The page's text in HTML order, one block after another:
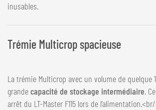
inusables.
Trémie Multicrop spacieuse
La trémie Multicrop avec un volume de quelque
grandecapacité de stockage intermédiaire.
arrêt du LT-Master F115 lors de